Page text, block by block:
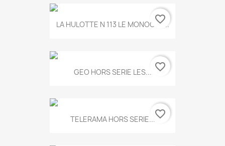
LA HULOTTE N 113 LE MONOCLE...
favorite_border
GEO HORS SERIE LES... favorite_border
TELERAMA HORS SERIE...favorite_border